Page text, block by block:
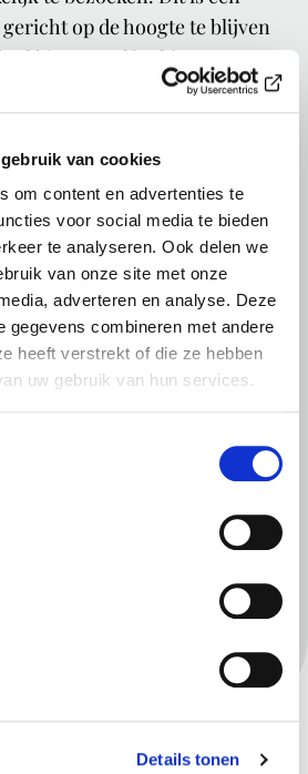
van cookies
om content en advertenties te
voor social media te bieden
te analyseren. Ook delen we
van onze site met onze
adverteren en analyse. Deze
gegevens combineren met andere
heeft verstrekt of die ze hebben
uw gebruik van hun services.
Details tonen
op de hoogte te blijven
binnen zelf te kiezen
deze adressen in
:
actueel
gemeenteraad